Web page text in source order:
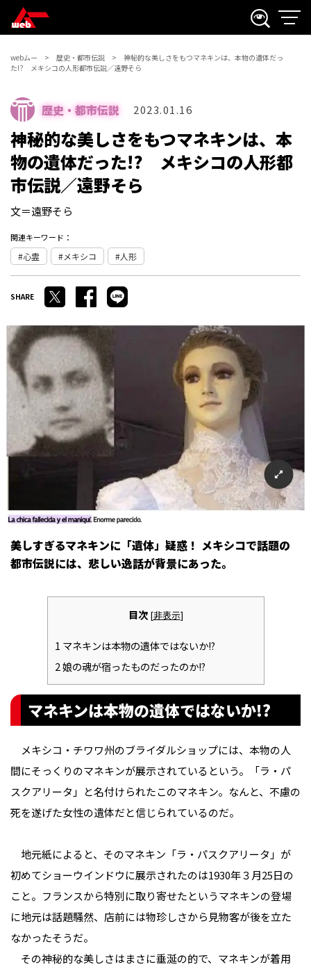
webムー 歴史・都市伝説
神秘的な美しさをもつマネキンは、本物の遺体だっ
た!? メキシコの人形都市伝説／遠野そら
歴史・都市伝説 2023.01.16
神秘的な美しさをもつマネキンは、本
物の遺体だった!? メキシコの人形都
市伝説／遠野そら
文＝遠野そら
関連キーワード：
心霊 メキシコ 人形
美しすぎるマネキンに「遺体」疑惑！ メキシコで話題の
都市伝説には、悲しい逸話が背景にあった。
目次 [非表示]
1 マネキンは本物の遺体ではないか!?
2娘の魂が宿ったものだったのか!?
マネキンは本物の遺体ではないか!?
メキシコ・チワワ州のブライダルショップには、本物の人
間にそっくりのマネキンが展示されているという。「ラ・パ
スクアリータ」と名付けられたこのマネキン。なんと、不慮の
死を遂げた女性の遺体だと信じられているのだ。
地元紙によると、そのマネキン「ラ・パスクアリータ」が
初めてショーウインドウに展示されたのは1930年３月25日の
こと。フランスから特別に取り寄せたというマネキンの登場
に地元は話題騒然、店前には物珍しさから見物客が後を立た
なかったそうだ。
その神秘的な美しさはまさに垂涎の的で、マネキンが着用